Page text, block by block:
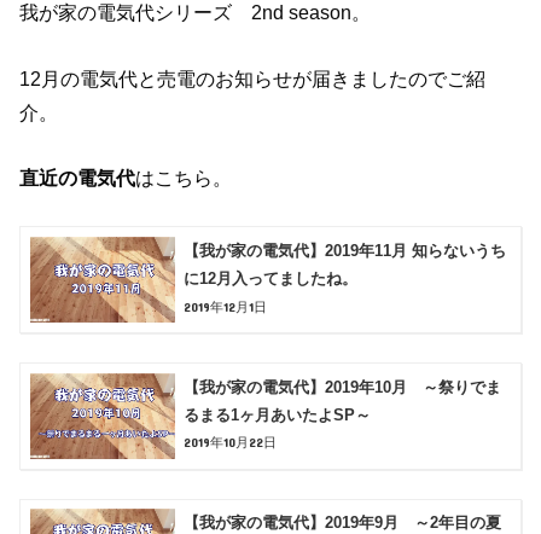
我が家の電気代シリーズ 2nd season。
12月の電気代と売電のお知らせが届きましたのでご紹
介。
直近の電気代はこちら。
【我が家の電気代】2019年11月 知らないうち
に12月入ってましたね。
2019年12月1日
【我が家の電気代】2019年10月 ～祭りでま
るまる1ヶ月あいたよSP～
2019年10月22日
【我が家の電気代】2019年9月 ～2年目の夏